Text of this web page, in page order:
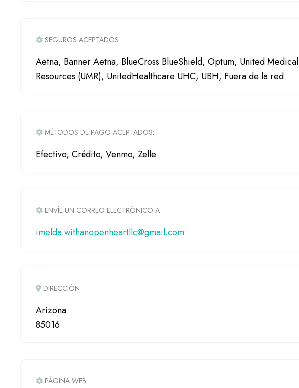
SEGUROS ACEPTADOS
Aetna, Banner Aetna, BlueCross BlueShield, Optum, United Medical
Resources (UMR), UnitedHealthcare UHC, UBH, Fuera de la red
MÉTODOS DE PAGO ACEPTADOS:
Efectivo, Crédito, Venmo, Zelle
ENVÍE UN CORREO ELECTRÓNICO A
imelda.withanopenheartllc@gmail.com
DIRECCIÓN
Arizona
85016
PÁGINA WEB